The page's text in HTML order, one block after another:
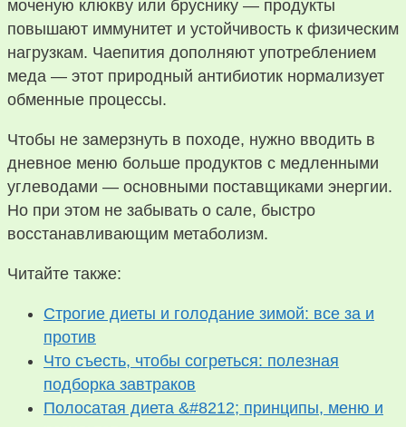
моченую клюкву или бруснику — продукты
повышают иммунитет и устойчивость к физическим
нагрузкам. Чаепития дополняют употреблением
меда — этот природный антибиотик нормализует
обменные процессы.
Чтобы не замерзнуть в походе, нужно вводить в
дневное меню больше продуктов с медленными
углеводами — основными поставщиками энергии.
Но при этом не забывать о сале, быстро
восстанавливающим метаболизм.
Читайте также:
Строгие диеты и голодание зимой: все за и
против
Что съесть, чтобы согреться: полезная
подборка завтраков
Полосатая диета &#8212; принципы, меню и